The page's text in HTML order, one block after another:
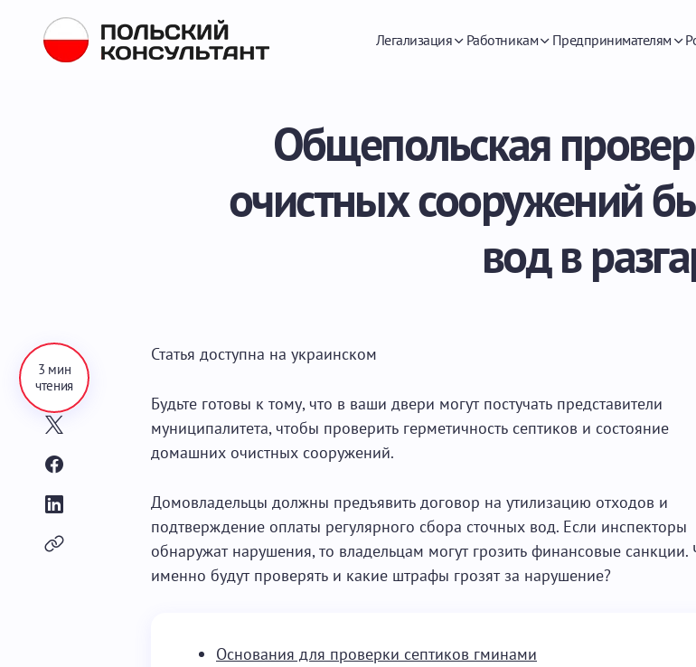
Легализация Работникам Предпринимателям
Общепольская
очистных сооружений
вод в
3 мин
чтения
Статья доступна на украинском
Будьте готовы к тому, что в ваши двери могут постучать представители
муниципалитета, чтобы проверить герметичность септиков и состояние
домашних очистных сооружений.
Домовладельцы должны предъявить договор на утилизацию отходов и
подтверждение оплаты регулярного сбора сточных вод. Если инспекторы
обнаружат нарушения, то владельцам могут грозить финансовые санкции.
именно будут проверять и какие штрафы грозят за нарушение?
Основания для проверки септиков гминами